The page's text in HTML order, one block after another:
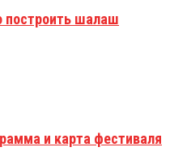
построить шалаш
и карта фестиваля